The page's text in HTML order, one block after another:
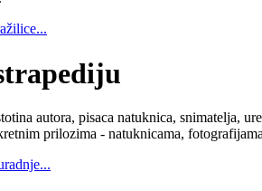
autora, pisaca natuknica, snimatelja,
prilozima - natuknicama,